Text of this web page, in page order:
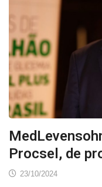
Procsel, de
23/10/2024